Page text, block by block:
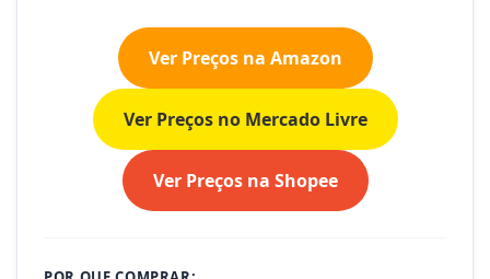
Ver Preços na Amazon
Ver Preços no Mercado Livre
Ver Preços na Shopee